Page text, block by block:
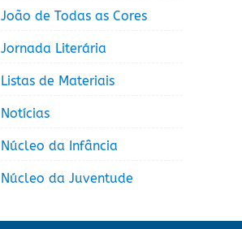
João de Todas as Cores
Jornada Literária
Listas de Materiais
Notícias
Núcleo da Infância
Núcleo da Juventude